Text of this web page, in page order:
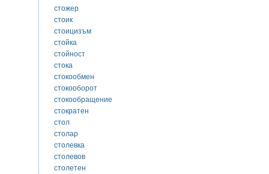
стожер
стоик
стоицизъм
стойка
стойност
стока
стокообмен
стокооборот
стокообращение
стократен
стол
столар
столевка
столевов
столетен